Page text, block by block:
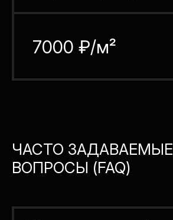
7000 ₽/м²
ЧАСТО ЗАДАВАЕМЫЕ
ВОПРОСЫ (FAQ)